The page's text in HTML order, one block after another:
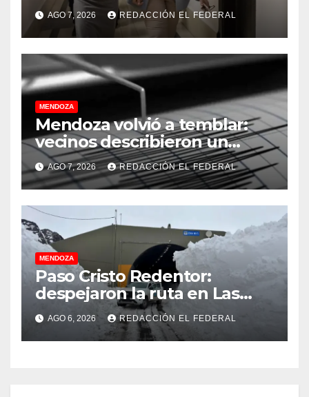
celulares en las cárceles de
la provincia
AGO 7, 2026 REDACCIÓN EL FEDERAL
MENDOZA
Mendoza volvió a temblar:
vecinos describieron un
“sacudón” acompañado por
un fuerte estruendo
AGO 7, 2026 REDACCIÓN EL FEDERAL
MENDOZA
Paso Cristo Redentor:
despejaron la ruta en Las
Cuevas antes de otro
temporal con unos 1.500
camiones varados
AGO 6, 2026 REDACCIÓN EL FEDERAL